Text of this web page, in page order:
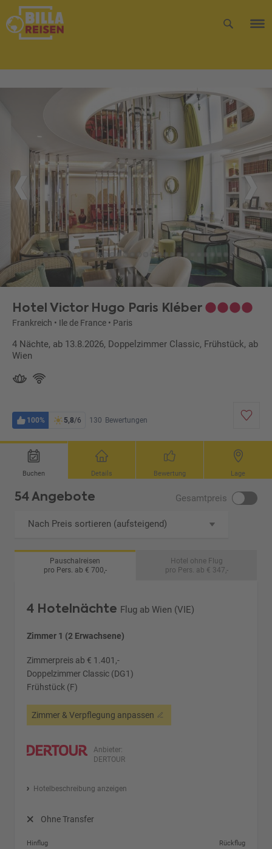
Hotel Victor Hugo Paris Kléber
Frankreich • Ile de France • Paris
4 Nächte, ab 13.8.2026, Doppelzimmer Classic, Frühstück, ab
Wien
100% 5,8/6 130 Bewertungen
Buchen Details Bewertung Lage
54 Angebote Gesamtpreis
Nach Preis sortieren (aufsteigend)
Pauschalreisen
pro Pers. ab € 700,-
Hotel ohne Flug
pro Pers. ab € 347,-
4 Hotelnächte Flug ab Wien (VIE)
Zimmer 1 (2 Erwachsene)
Zimmerpreis ab € 1.401,-
Doppelzimmer Classic (DG1)
Frühstück (F)
Zimmer & Verpflegung anpassen
Anbieter:
DERTOUR
Hotelbeschreibung anzeigen
Ohne Transfer
Hinflug
Rückflug